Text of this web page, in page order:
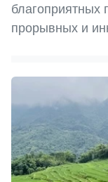
благоприятных
прорывных и